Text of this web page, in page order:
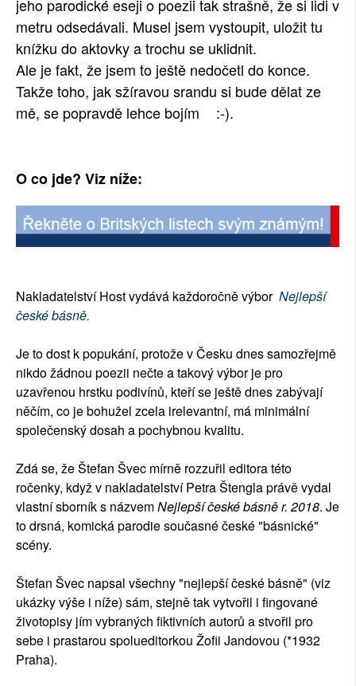
jeho parodické eseji o poezii tak strašně, že si lidi v
metru odsedávali. Musel jsem vystoupit, uložit tu
knížku do aktovky a trochu se uklidnit.
Ale je fakt, že jsem to ještě nedočetl do konce.
Takže toho, jak sžíravou srandu si bude dělat ze
mě, se popravdě lehce bojím
:-).
O co jde? Viz níže:
Nakladatelství Host vydává každoročně výbor Nejlepší
české básně.
Je to dost k popukání, protože v Česku dnes samozřejmě
nikdo žádnou poezii nečte a takový výbor je pro
uzavřenou hrstku podivínů, kteří se ještě dnes zabývají
něčím, co je bohužel zcela irelevantní, má minimální
společenský dosah a pochybnou kvalitu.
Zdá se, že Štefan Švec mírně rozzuřil editora této
ročenky, když v nakladatelství Petra Štengla právě vydal
vlastní sborník s názvemNejlepší české básně r. 2018. Je
to drsná, komická parodie současné české "básnické"
scény.
Štefan Švec napsal všechny "nejlepší české básně" (viz
ukázky výše i níže) sám, stejně tak vytvořil i fingované
životopisy jím vybraných fiktivních autorů a stvořil pro
sebe i prastarou spolueditorkou Žofii Jandovou (*1932
Praha).